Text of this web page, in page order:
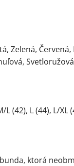
Zelená,
(42), L (44), L/XL
ktorá